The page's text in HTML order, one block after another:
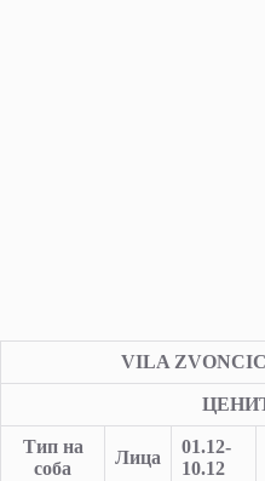
VILA
Тип на
соба
Лица
01.12-
10.12